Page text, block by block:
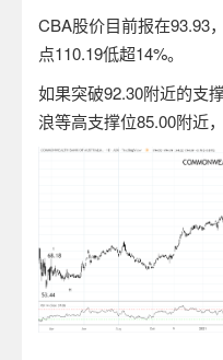
CBA股价目前报在93.93
点110.19低超14%。
如果突破92.30附近的支
浪等高支撑位85.00附近